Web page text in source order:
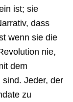
ist; sie
dass
wenn sie die
nie,
dem
Jeder, der
zu